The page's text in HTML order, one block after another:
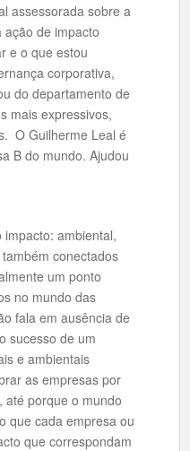
assessorada sobre a
de impacto
e o que estou
corporativa,
do departamento de
mais expressivos,
O Guilherme Leal é
B do mundo. Ajudou
ambiental,
conectados
um ponto
no mundo das
fala em ausência de
sucesso de um
e ambientais
as empresas por
até porque o mundo
que cada empresa ou
que correspondam